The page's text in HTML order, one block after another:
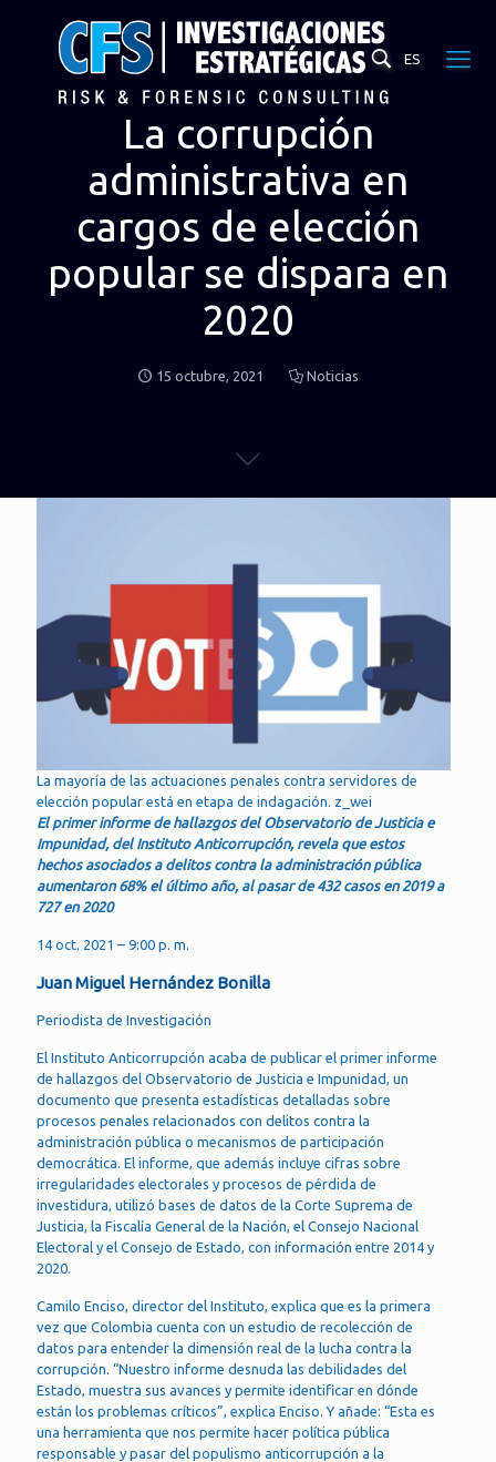
ES
La corrupción
administrativa en
cargos de elección
popular se dispara en
2020
15 octubre, 2021 Noticias
La mayoría de las actuaciones penales contra servidores de
elección popular está en etapa de indagación. z_wei
El primer informe de hallazgos del Observatorio de Justicia e
Impunidad, del Instituto Anticorrupción, revela que estos
hechos asociados a delitos contra la administración pública
aumentaron 68% el último año, al pasar de 432 casos en 2019 a
727 en 2020
14 oct. 2021 – 9:00 p. m.
Juan Miguel Hernández Bonilla
Periodista de Investigación
El Instituto Anticorrupción acaba de publicar el primer informe
de hallazgos del Observatorio de Justicia e Impunidad, un
documento que presenta estadísticas detalladas sobre
procesos penales relacionados con delitos contra la
administración pública o mecanismos de participación
democrática. El informe, que además incluye cifras sobre
irregularidades electorales y procesos de pérdida de
investidura, utilizó bases de datos de la Corte Suprema de
Justicia, la Fiscalía General de la Nación, el Consejo Nacional
Electoral y el Consejo de Estado, con información entre 2014 y
2020.
Camilo Enciso, director del Instituto, explica que es la primera
vez que Colombia cuenta con un estudio de recolección de
datos para entender la dimensión real de la lucha contra la
corrupción. “Nuestro informe desnuda las debilidades del
Estado, muestra sus avances y permite identificar en dónde
están los problemas críticos”, explica Enciso. Y añade: “Esta es
una herramienta que nos permite hacer política pública
responsable y pasar del populismo anticorrupción a la